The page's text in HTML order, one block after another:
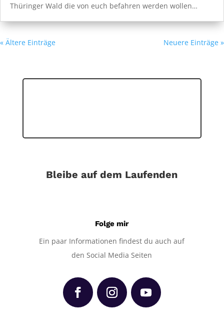
Thüringer Wald die von euch befahren werden wollen…
« Ältere Einträge Neuere Einträge »
Bleibe auf dem Laufenden
Folge mir
Ein paar Informationen findest du auch auf
den Social Media Seiten